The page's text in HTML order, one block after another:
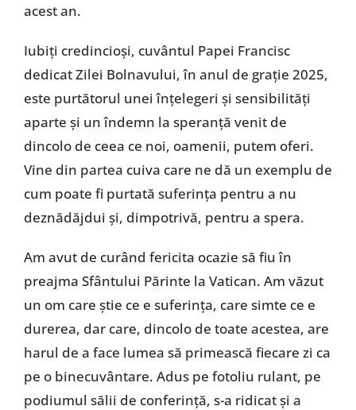
acest an.
Iubiți credincioși, cuvântul Papei Francisc
dedicat Zilei Bolnavului, în anul de grație 2025,
este purtătorul unei înțelegeri și sensibilități
aparte și un îndemn la speranță venit de
dincolo de ceea ce noi, oamenii, putem oferi.
Vine din partea cuiva care ne dă un exemplu de
cum poate fi purtată suferința pentru a nu
deznădăjdui și, dimpotrivă, pentru a spera.
Am avut de curând fericita ocazie să fiu în
preajma Sfântului Părinte la Vatican. Am văzut
un om care știe ce e suferința, care simte ce e
durerea, dar care, dincolo de toate acestea, are
harul de a face lumea să primească fiecare zi ca
pe o binecuvântare. Adus pe fotoliu rulant, pe
podiumul sălii de conferință, s-a ridicat și a